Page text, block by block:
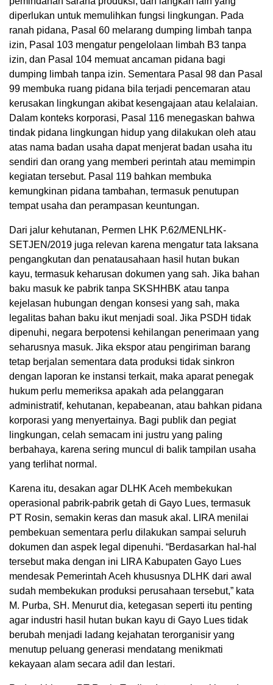
diperlukan untuk memulihkan fungsi lingkungan. Pada
ranah pidana, Pasal 60 melarang dumping limbah tanpa
izin, Pasal 103 mengatur pengelolaan limbah B3 tanpa
izin, dan Pasal 104 memuat ancaman pidana bagi
dumping limbah tanpa izin. Sementara Pasal 98 dan Pasal
99 membuka ruang pidana bila terjadi pencemaran atau
kerusakan lingkungan akibat kesengajaan atau kelalaian.
Dalam konteks korporasi, Pasal 116 menegaskan bahwa
tindak pidana lingkungan hidup yang dilakukan oleh atau
atas nama badan usaha dapat menjerat badan usaha itu
sendiri dan orang yang memberi perintah atau memimpin
kegiatan tersebut. Pasal 119 bahkan membuka
kemungkinan pidana tambahan, termasuk penutupan
tempat usaha dan perampasan keuntungan.
Dari jalur kehutanan, Permen LHK P.62/MENLHK-
SETJEN/2019 juga relevan karena mengatur tata laksana
pengangkutan dan penatausahaan hasil hutan bukan
kayu, termasuk keharusan dokumen yang sah. Jika bahan
baku masuk ke pabrik tanpa SKSHHBK atau tanpa
kejelasan hubungan dengan konsesi yang sah, maka
legalitas bahan baku ikut menjadi soal. Jika PSDH tidak
dipenuhi, negara berpotensi kehilangan penerimaan yang
seharusnya masuk. Jika ekspor atau pengiriman barang
tetap berjalan sementara data produksi tidak sinkron
dengan laporan ke instansi terkait, maka aparat penegak
hukum perlu memeriksa apakah ada pelanggaran
administratif, kehutanan, kepabeanan, atau bahkan pidana
korporasi yang menyertainya. Bagi publik dan pegiat
lingkungan, celah semacam ini justru yang paling
berbahaya, karena sering muncul di balik tampilan usaha
yang terlihat normal.
Karena itu, desakan agar DLHK Aceh membekukan
operasional pabrik-pabrik getah di Gayo Lues, termasuk
PT Rosin, semakin keras dan masuk akal. LIRA menilai
pembekuan sementara perlu dilakukan sampai seluruh
dokumen dan aspek legal dipenuhi. “Berdasarkan hal-hal
tersebut maka dengan ini LIRA Kabupaten Gayo Lues
mendesak Pemerintah Aceh khususnya DLHK dari awal
sudah membekukan produksi perusahaan tersebut,” kata
M. Purba, SH. Menurut dia, ketegasan seperti itu penting
agar industri hasil hutan bukan kayu di Gayo Lues tidak
berubah menjadi ladang kejahatan terorganisir yang
menutup peluang generasi mendatang menikmati
kekayaan alam secara adil dan lestari.